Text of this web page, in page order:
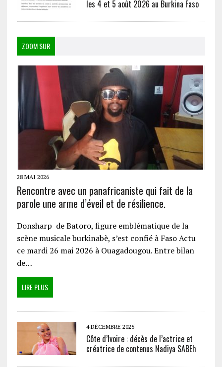
les 4 et 5 août 2026 au Burkina Faso
ZOOM SUR
28 MAI 2026
Rencontre avec un panafricaniste qui fait de la
parole une arme d’éveil et de résilience.
Donsharp de Batoro, figure emblématique de la
scène musicale burkinabè, s’est confié à Faso Actu
ce mardi 26 mai 2026 à Ouagadougou. Entre bilan
de…
LIRE PLUS
4 DÉCEMBRE 2025
Côte d’Ivoire : décès de l’actrice et
créatrice de contenus Nadiya SABEh